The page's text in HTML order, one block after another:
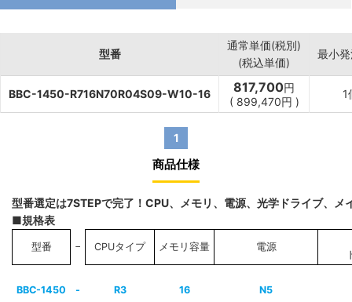
型番
通常単価(税別)
(税込単価)
最小
BBC-1450-R716N70R04S09-W10-16 817,700円
( 899,470円 )
1
1
商品仕様
型番選定は7STEPで完了！CPU、メモリ、電源、光学ドライブ、
■規格表
型番 − CPUタイプ メモリ容量 電源
BBC-1450 - R3 16 N5